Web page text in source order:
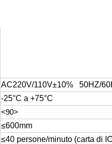
AC220V/110V±10% 50HZ/
-25°C a +75°C
<90>
≤600mm
≤40 persone/minuto (carta di